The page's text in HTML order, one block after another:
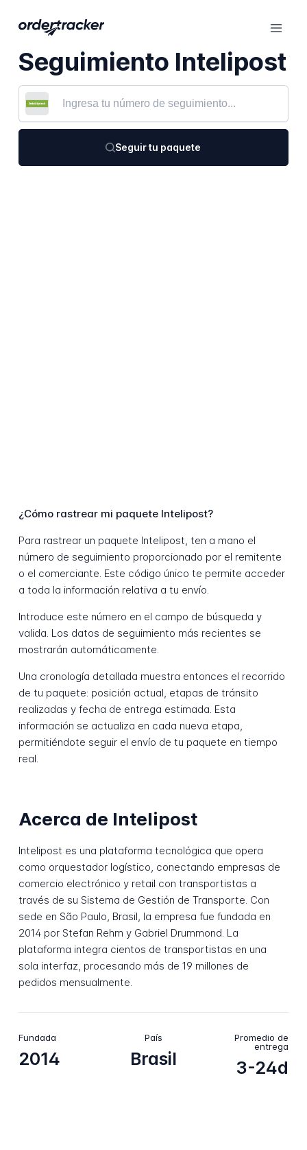
Seguimiento Intelipost
Seguir tu paquete
¿Cómo rastrear mi paquete Intelipost?
Para rastrear un paquete Intelipost, ten a mano el
número de seguimiento proporcionado por el remitente
o el comerciante. Este código único te permite acceder
a toda la información relativa a tu envío.
Introduce este número en el campo de búsqueda y
valida. Los datos de seguimiento más recientes se
mostrarán automáticamente.
Una cronología detallada muestra entonces el recorrido
de tu paquete: posición actual, etapas de tránsito
realizadas y fecha de entrega estimada. Esta
información se actualiza en cada nueva etapa,
permitiéndote seguir el envío de tu paquete en tiempo
real.
Acerca de Intelipost
Intelipost es una plataforma tecnológica que opera
como orquestador logístico, conectando empresas de
comercio electrónico y retail con transportistas a
través de su Sistema de Gestión de Transporte. Con
sede en São Paulo, Brasil, la empresa fue fundada en
2014 por Stefan Rehm y Gabriel Drummond. La
plataforma integra cientos de transportistas en una
sola interfaz, procesando más de 19 millones de
pedidos mensualmente.
Fundada
2014
País
Brasil
Promedio de
entrega
3-24d